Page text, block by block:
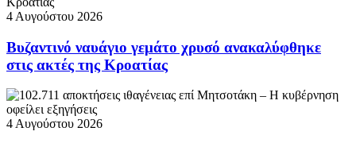
4 Αυγούστου 2026
Βυζαντινό ναυάγιο γεμάτο χρυσό ανακαλύφθηκε
στις ακτές της Κροατίας
4 Αυγούστου 2026